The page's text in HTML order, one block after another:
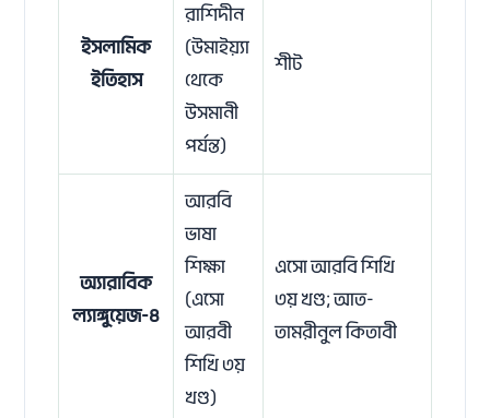
ইসলামিক
ইতিহাস
রাশিদীন
(উমাইয়্যা
থেকে
উসমানী
পর্যন্ত)
শীট
অ্যারাবিক
ল্যাঙ্গুয়েজ-৪
আরবি
ভাষা
শিক্ষা
(এসো
আরবী
শিখি ৩য়
খণ্ড)
এসো আরবি শিখি
৩য় খণ্ড; আত-
তামরীনুল কিতাবী